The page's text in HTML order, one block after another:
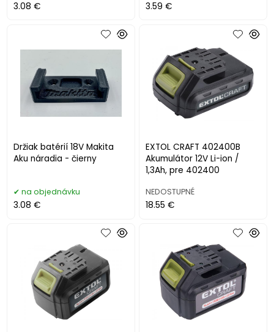
3.08 € 3.59 €
Držiak batérií 18V Makita
Aku náradia - čierny
na objednávku
3.08 €
EXTOL CRAFT 402400B
Akumulátor 12V Li-ion /
1,3Ah, pre 402400
NEDOSTUPNÉ
18.55 €